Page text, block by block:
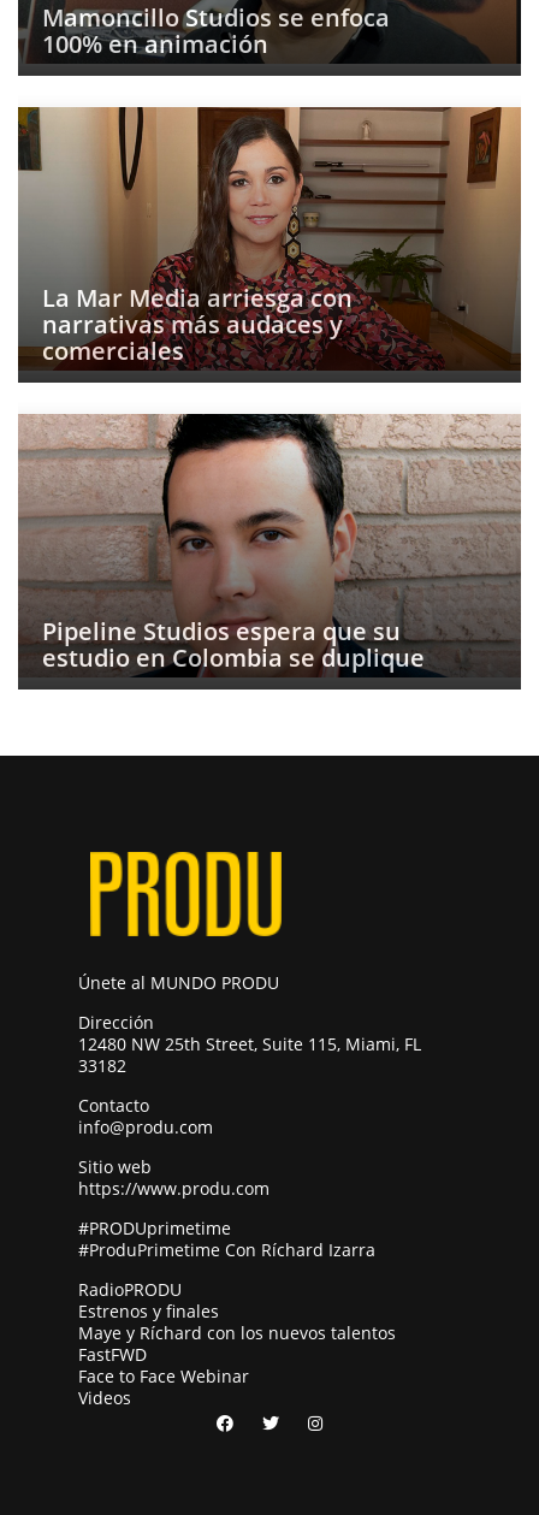
Mamoncillo Studios se enfoca
100% en animación
La Mar Media arriesga con
narrativas más audaces y
comerciales
Pipeline Studios espera que su
estudio en Colombia se duplique
Únete al MUNDO PRODU
Dirección
12480 NW 25th Street, Suite 115, Miami, FL
33182
Contacto
info@produ.com
Sitio web
https://www.produ.com
#PRODUprimetime
#ProduPrimetime Con Ríchard Izarra
RadioPRODU
Estrenos y finales
Maye y Ríchard con los nuevos talentos
FastFWD
Face to Face Webinar
Videos